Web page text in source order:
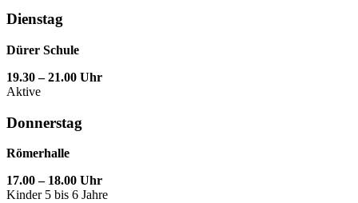
Dienstag
Dürer Schule
19.30 – 21.00 Uhr
Aktive
Donnerstag
Römerhalle
17.00 – 18.00 Uhr
Kinder 5 bis 6 Jahre